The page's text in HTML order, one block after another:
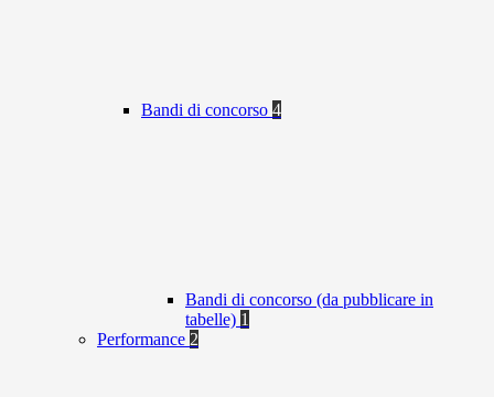
Bandi di concorso 4
Bandi di concorso (da pubblicare in
tabelle) 1
Performance 2